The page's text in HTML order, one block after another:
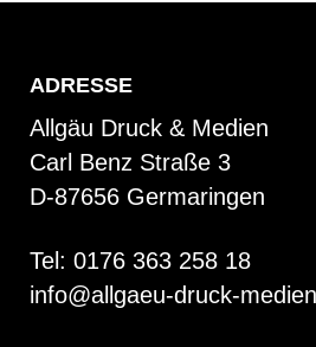
ADRESSE
Allgäu Druck & Medien
Carl Benz Straße 3
D-87656 Germaringen
Tel: 0176 363 258 18
info@allgaeu-druck-